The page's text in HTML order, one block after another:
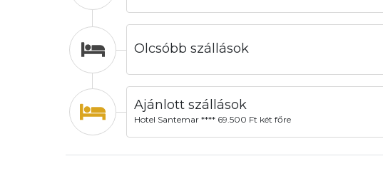
Olcsóbb szállások
Ajánlott szállások
Hotel Santemar **** 69.500 Ft két főre